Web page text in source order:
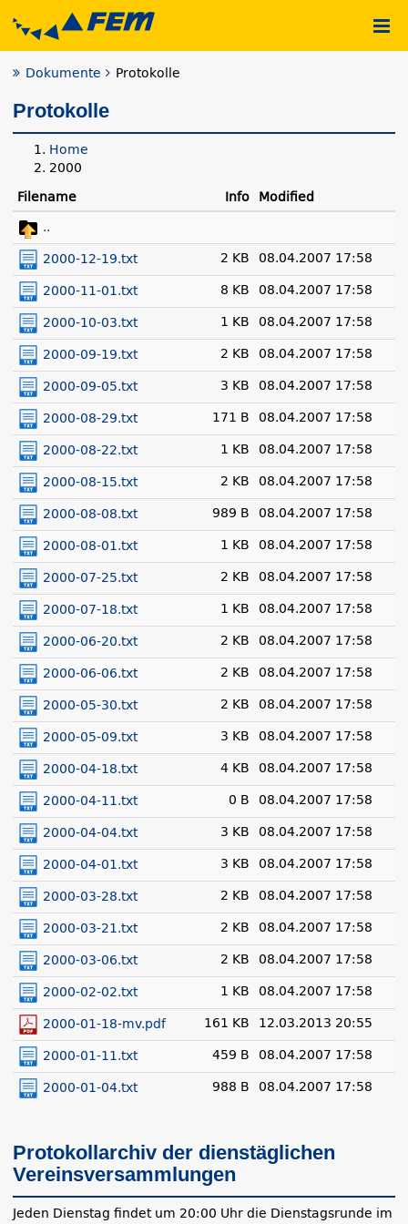
Dokumente Protokolle
Protokolle
Home
2000
Filename
Info Modified
..
2000-12-19.txt
2 KB 08.04.2007 17:58
2000-11-01.txt
8 KB 08.04.2007 17:58
2000-10-03.txt
1 KB 08.04.2007 17:58
2000-09-19.txt
2 KB 08.04.2007 17:58
2000-09-05.txt
3 KB 08.04.2007 17:58
2000-08-29.txt
171 B 08.04.2007 17:58
2000-08-22.txt
1 KB 08.04.2007 17:58
2000-08-15.txt
2 KB 08.04.2007 17:58
2000-08-08.txt
989 B 08.04.2007 17:58
2000-08-01.txt
1 KB 08.04.2007 17:58
2000-07-25.txt
2 KB 08.04.2007 17:58
2000-07-18.txt
1 KB 08.04.2007 17:58
2000-06-20.txt
2 KB 08.04.2007 17:58
2000-06-06.txt
2 KB 08.04.2007 17:58
2000-05-30.txt
2 KB 08.04.2007 17:58
2000-05-09.txt
3 KB 08.04.2007 17:58
2000-04-18.txt
4 KB 08.04.2007 17:58
2000-04-11.txt
0 B 08.04.2007 17:58
2000-04-04.txt
3 KB 08.04.2007 17:58
2000-04-01.txt
3 KB 08.04.2007 17:58
2000-03-28.txt
2 KB 08.04.2007 17:58
2000-03-21.txt
2 KB 08.04.2007 17:58
2000-03-06.txt
2 KB 08.04.2007 17:58
2000-02-02.txt
1 KB 08.04.2007 17:58
2000-01-18-mv.pdf
161 KB 12.03.2013 20:55
2000-01-11.txt
459 B 08.04.2007 17:58
2000-01-04.txt
988 B 08.04.2007 17:58
Protokollarchiv der dienstäglichen
Vereinsversammlungen
Jeden Dienstag findet um 20:00 Uhr die Dienstagsrunde im